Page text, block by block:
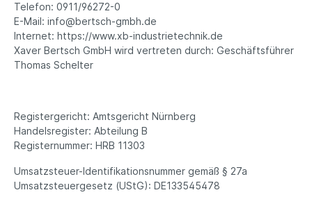
Telefon: 0911/96272-0
E-Mail: info@bertsch-gmbh.de
Internet: https://www.xb-industrietechnik.de
Xaver Bertsch GmbH wird vertreten durch: Geschäftsführer
Thomas Schelter
Registergericht: Amtsgericht Nürnberg
Handelsregister: Abteilung B
Registernummer: HRB 11303
Umsatzsteuer-Identifikationsnummer gemäß § 27a
Umsatzsteuergesetz (UStG): DE133545478